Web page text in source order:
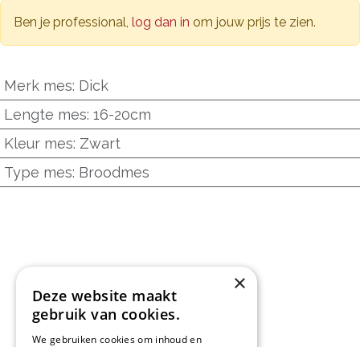
Ben je professional, log dan in om jouw prijs te zien.
Merk mes: Dick
Lengte mes: 16-20cm
Kleur mes: Zwart
Type mes: Broodmes
×
Deze website maakt
gebruik van cookies.
We gebruiken cookies om inhoud en